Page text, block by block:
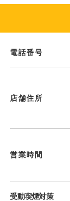
電話番号
店舗住所
営業時間
受動喫煙対策